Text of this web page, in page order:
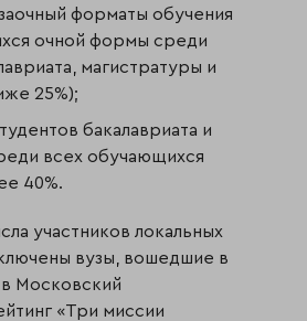
форматы обучения
очной формы среди
магистратуры и
25%);
бакалавриата и
всех обучающихся
40%.
участников локальных
вузы, вошедшие в
в Московский
«Три миссии